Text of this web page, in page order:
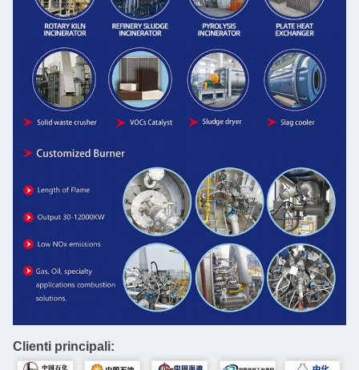
Clienti principali: